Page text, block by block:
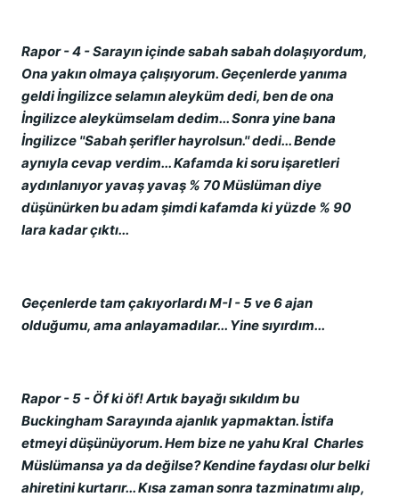
Rapor - 4 - Sarayın içinde sabah sabah dolaşıyordum,
Ona yakın olmaya çalışıyorum. Geçenlerde yanıma
geldi İngilizce selamın aleyküm dedi, ben de ona
İngilizce aleykümselam dedim... Sonra yine bana
İngilizce ''Sabah şerifler hayrolsun.'' dedi... Bende
aynıyla cevap verdim... Kafamda ki soru işaretleri
aydınlanıyor yavaş yavaş % 70 Müslüman diye
düşünürken bu adam şimdi kafamda ki yüzde % 90
lara kadar çıktı...
Geçenlerde tam çakıyorlardı M-I - 5 ve 6 ajan
olduğumu, ama anlayamadılar... Yine sıyırdım...
Rapor - 5 - Öf ki öf! Artık bayağı sıkıldım bu
Buckingham Sarayında ajanlık yapmaktan. İstifa
etmeyi düşünüyorum. Hem bize ne yahu Kral Charles
Müslümansa ya da değilse? Kendine faydası olur belki
ahiretini kurtarır... Kısa zaman sonra tazminatımı alıp,